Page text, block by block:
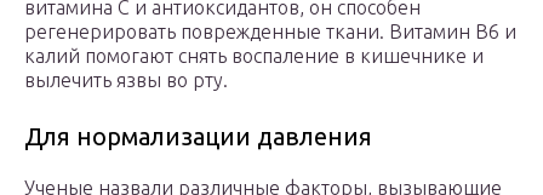
витамина С и антиоксидантов, он способен
регенерировать поврежденные ткани. Витамин В6 и
калий помогают снять воспаление в кишечнике и
вылечить язвы во рту.
Для нормализации давления
Ученые назвали различные факторы, вызывающие